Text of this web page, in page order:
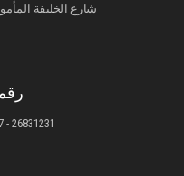
شارع الخليفة
26831231 - 26831417 - 26831474